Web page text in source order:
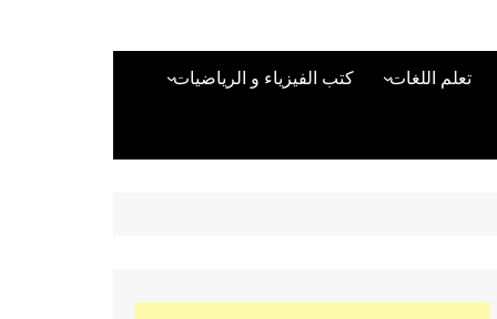
تعلم اللغات
تعلم اللغة التركية
كتب الفيزياء و الرياضيات
كتب لغات البرمجة